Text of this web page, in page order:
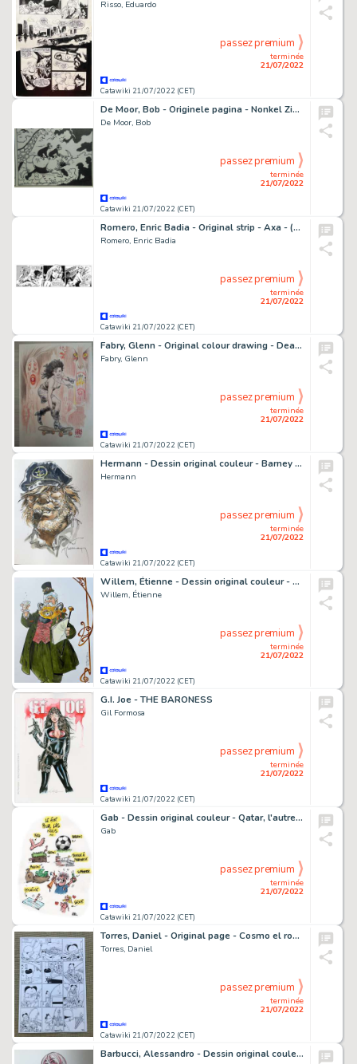
Risso, Eduardo
Catawiki 21/07/2022 (CET)
terminée
21/07/2022
passez premium
De Moor, Bob - Originele pagina - Nonkel Zigomar, Snoe en Snolleke - De witte Maw-Maw - (1953)
De Moor, Bob
Catawiki 21/07/2022 (CET)
terminée
21/07/2022
passez premium
Romero, Enric Badia - Original strip - Axa - (1985)
Romero, Enric Badia
Catawiki 21/07/2022 (CET)
terminée
21/07/2022
passez premium
Fabry, Glenn - Original colour drawing - Death on the skate - (2022)
Fabry, Glenn
Catawiki 21/07/2022 (CET)
terminée
21/07/2022
passez premium
Hermann - Dessin original couleur - Barney Jordan
Hermann
Catawiki 21/07/2022 (CET)
terminée
21/07/2022
passez premium
Willem, Étienne - Dessin original couleur - Fédération française des duels de thé - (2014)
Willem, Étienne
Catawiki 21/07/2022 (CET)
terminée
21/07/2022
passez premium
G.I. Joe - THE BARONESS
Gil Formosa
Catawiki 21/07/2022 (CET)
terminée
21/07/2022
passez premium
Gab - Dessin original couleur - Qatar, l'autre pays du foot - Le foot pour les nuls - (2022)
Gab
Catawiki 21/07/2022 (CET)
terminée
21/07/2022
passez premium
Torres, Daniel - Original page - Cosmo el robot - Cosmo pesca - (2001)
Torres, Daniel
Catawiki 21/07/2022 (CET)
terminée
21/07/2022
passez premium
Barbucci, Alessandro - Dessin original couleur - EkhÃ¶ monde miroir